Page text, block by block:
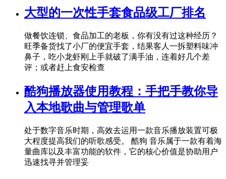
大型的一次性手套食品级工厂排名
做餐饮连锁、食品加工的老板，你有没有过这种经历？
旺季备货找了小厂的便宜手套，结果客人一拆塑料味冲
鼻子，吃小龙虾刚上手就破了满手油，连着好几个差
评；或者赶上食安检查
酷狗播放器使用教程：手把手教你导
入本地歌曲与管理歌单
处于数字音乐时期，高效去运用一款音乐播放装置可极
大程度提高我们的听歌感受。 酷狗 音乐属于一款有着海
量曲库以及丰富功能的软件，它的核心价值是协助用户
迅速找寻并管理妥